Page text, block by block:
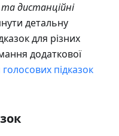
та дистанційні
детальну
для різних
додаткової
підказок